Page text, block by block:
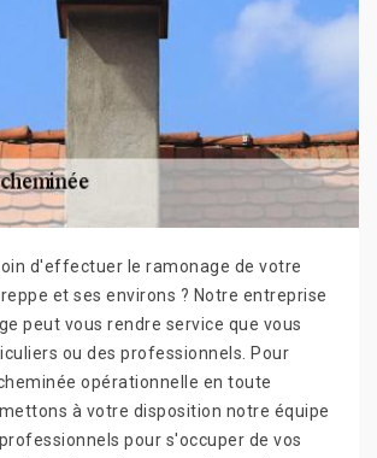
d'effectuer le ramonage de votre
et ses environs ? Notre entreprise
peut vous rendre service que vous
ou des professionnels. Pour
opérationnelle en toute
à votre disposition notre équipe
pour s'occuper de vos